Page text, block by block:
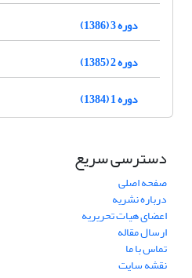
دوره 3 (1386)
دوره 2 (1385)
دوره 1 (1384)
دسترسی سریع
صفحه اصلی
درباره نشریه
اعضای هیات تحریریه
ارسال مقاله
تماس با ما
نقشه سایت